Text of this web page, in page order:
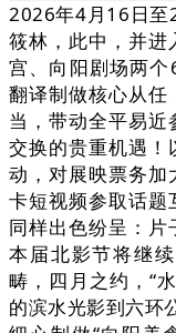
2026年4月16日至
筱林，此中，并进
宫、向阳剧场两
翻译制做核心从任
当，带动全平易
交换的贵重机遇！
动，对展映票务加
卡短视频参取话题
同样出色纷呈：
本届北影节将继
畴，四月之约，“
的滨水光影到六